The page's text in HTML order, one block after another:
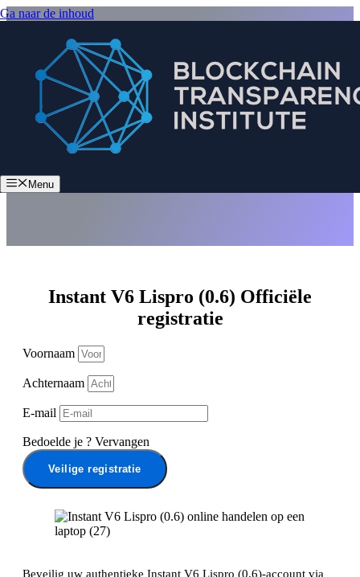
Ga naar de inhoud
Menu
Instant V6 Lispro (0.6) Officiële
registratie
Beveilig uw authentieke Instant V6 Lispro (0.6)-account via
Voornaam
Achternaam
E-mail
Bedoelde je ? Vervangen
Veilige registratie